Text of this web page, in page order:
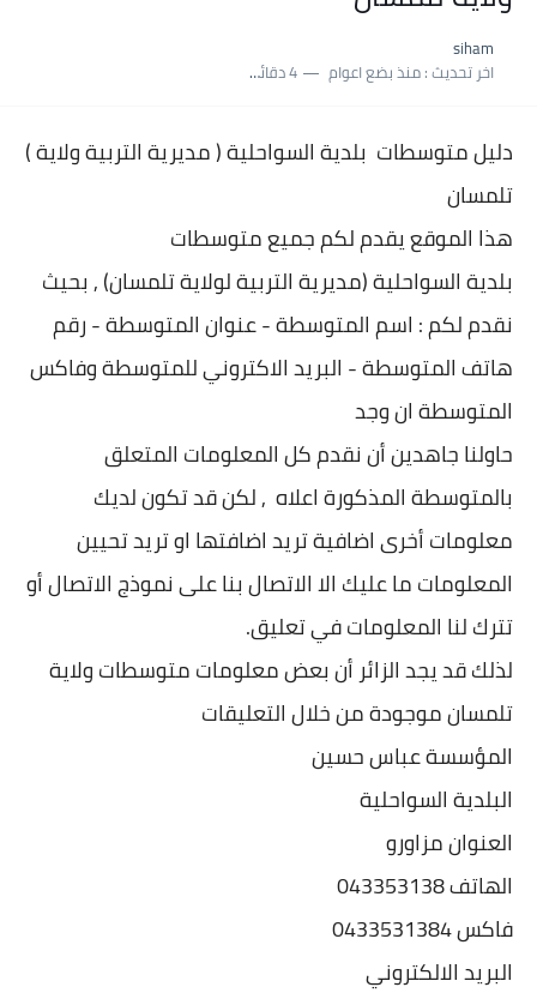
siham
اخر تحديث :منذ بضع اعوام 4 دقائق للقراءة
( دليل متوسطات بلديةالسواحلية ( مديرية التربية ولاية
تلمسان
هذا الموقع يقدم لكم جميع متوسطات
بلديةالسواحلية (مديرية التربية لولاية تلمسان) , بحيث
نقدم لكم : اسم المتوسطة - عنوان المتوسطة - رقم
هاتف المتوسطة - البريد الاكتروني للمتوسطة وفاكس
المتوسطة ان وجد
حاولنا جاهدين أن نقدم كل المعلومات المتعلق
بالمتوسطة المذكورة اعلاه , لكن قد تكون لديك
معلومات أخرى اضافية تريد اضافتها او تريد تحيين
المعلومات ما عليك الا الاتصال بنا على نموذج الاتصال أو
تترك لنا المعلومات في تعليق.
لذلك قد يجد الزائر أن بعض معلومات متوسطات ولاية
تلمسان موجودة من خلال التعليقات
المؤسسة عباس حسين
البلدية السواحلية
العنوان مزاورو
الهاتف 043353138
فاكس 0433531384
البريد الالكتروني